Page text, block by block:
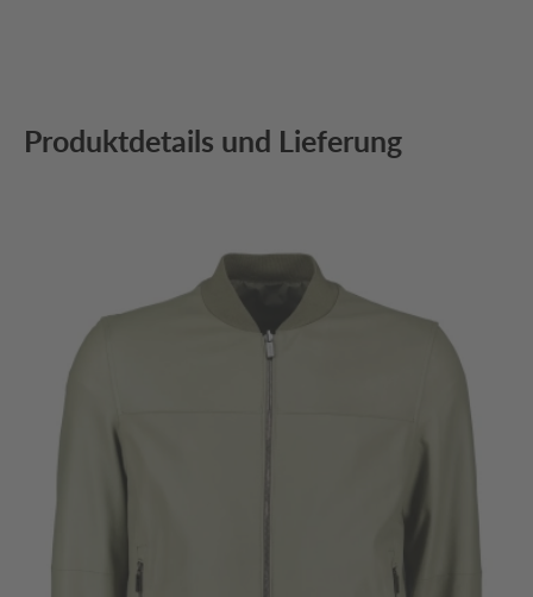
Produktdetails und Lieferung